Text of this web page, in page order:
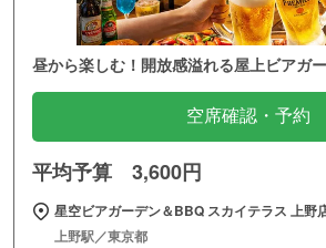
昼から楽しむ！開放感溢れる屋上ビアガ
空席確認・予約
平均予算 3,600円
星空ビアガーデン＆BBQ スカイテラス 上
上野駅／東京都